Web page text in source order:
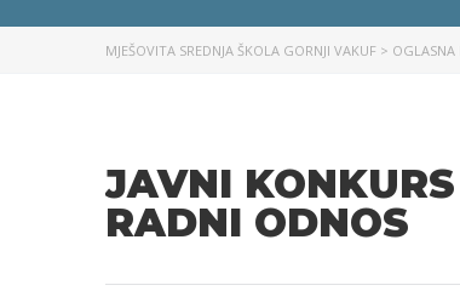
MJEŠOVITA SREDNJA ŠKOLA GORNJI VAKUF > OGLASNA
JAVNI
RADNI ODNOS